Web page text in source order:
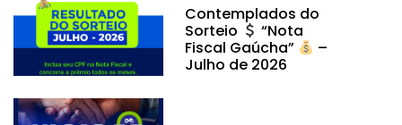
Contemplados do
Sorteio
“Nota
Fiscal Gaúcha”
–
Julho de 2026